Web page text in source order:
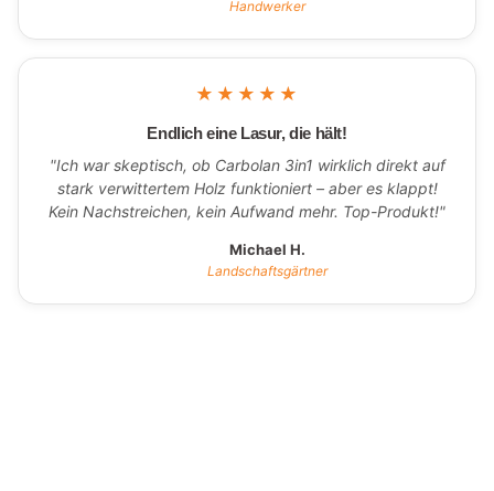
Handwerker
★★★★★
Endlich eine Lasur, die hält!
"Ich war skeptisch, ob Carbolan 3in1 wirklich direkt auf
stark verwittertem Holz funktioniert – aber es klappt!
Kein Nachstreichen, kein Aufwand mehr. Top-Produkt!"
Michael H.
Landschaftsgärtner